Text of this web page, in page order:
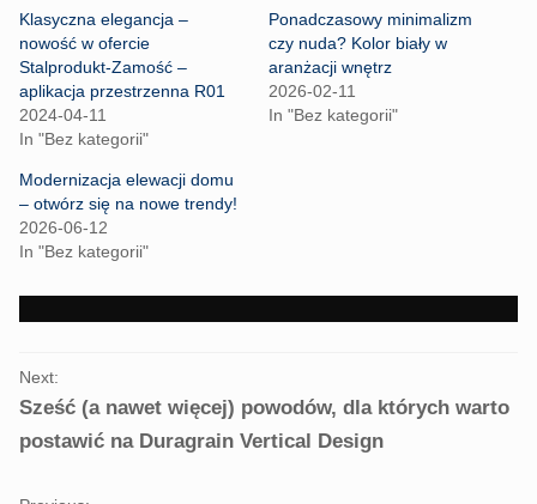
h
a
r
o
n
T
w
i
e
r
(
O
p
e
s
n
i
n
d
o
h
a
r
e
o
n
c
o
o
k
O
p
n
i
w
i
n
d
Klasyczna elegancja –
nowość w ofercie
Stalprodukt-Zamość –
aplikacja przestrzenna R01
2024-04-11
In "Bez kategorii"
Ponadczasowy minimalizm
czy nuda? Kolor biały w
aranżacji wnętrz
2026-02-11
In "Bez kategorii"
Modernizacja elewacji domu
– otwórz się na nowe trendy!
2026-06-12
In "Bez kategorii"
PORTFOLIO
NAVIGATION
Next:
Sześć (a nawet więcej) powodów, dla których warto
postawić na Duragrain Vertical Design